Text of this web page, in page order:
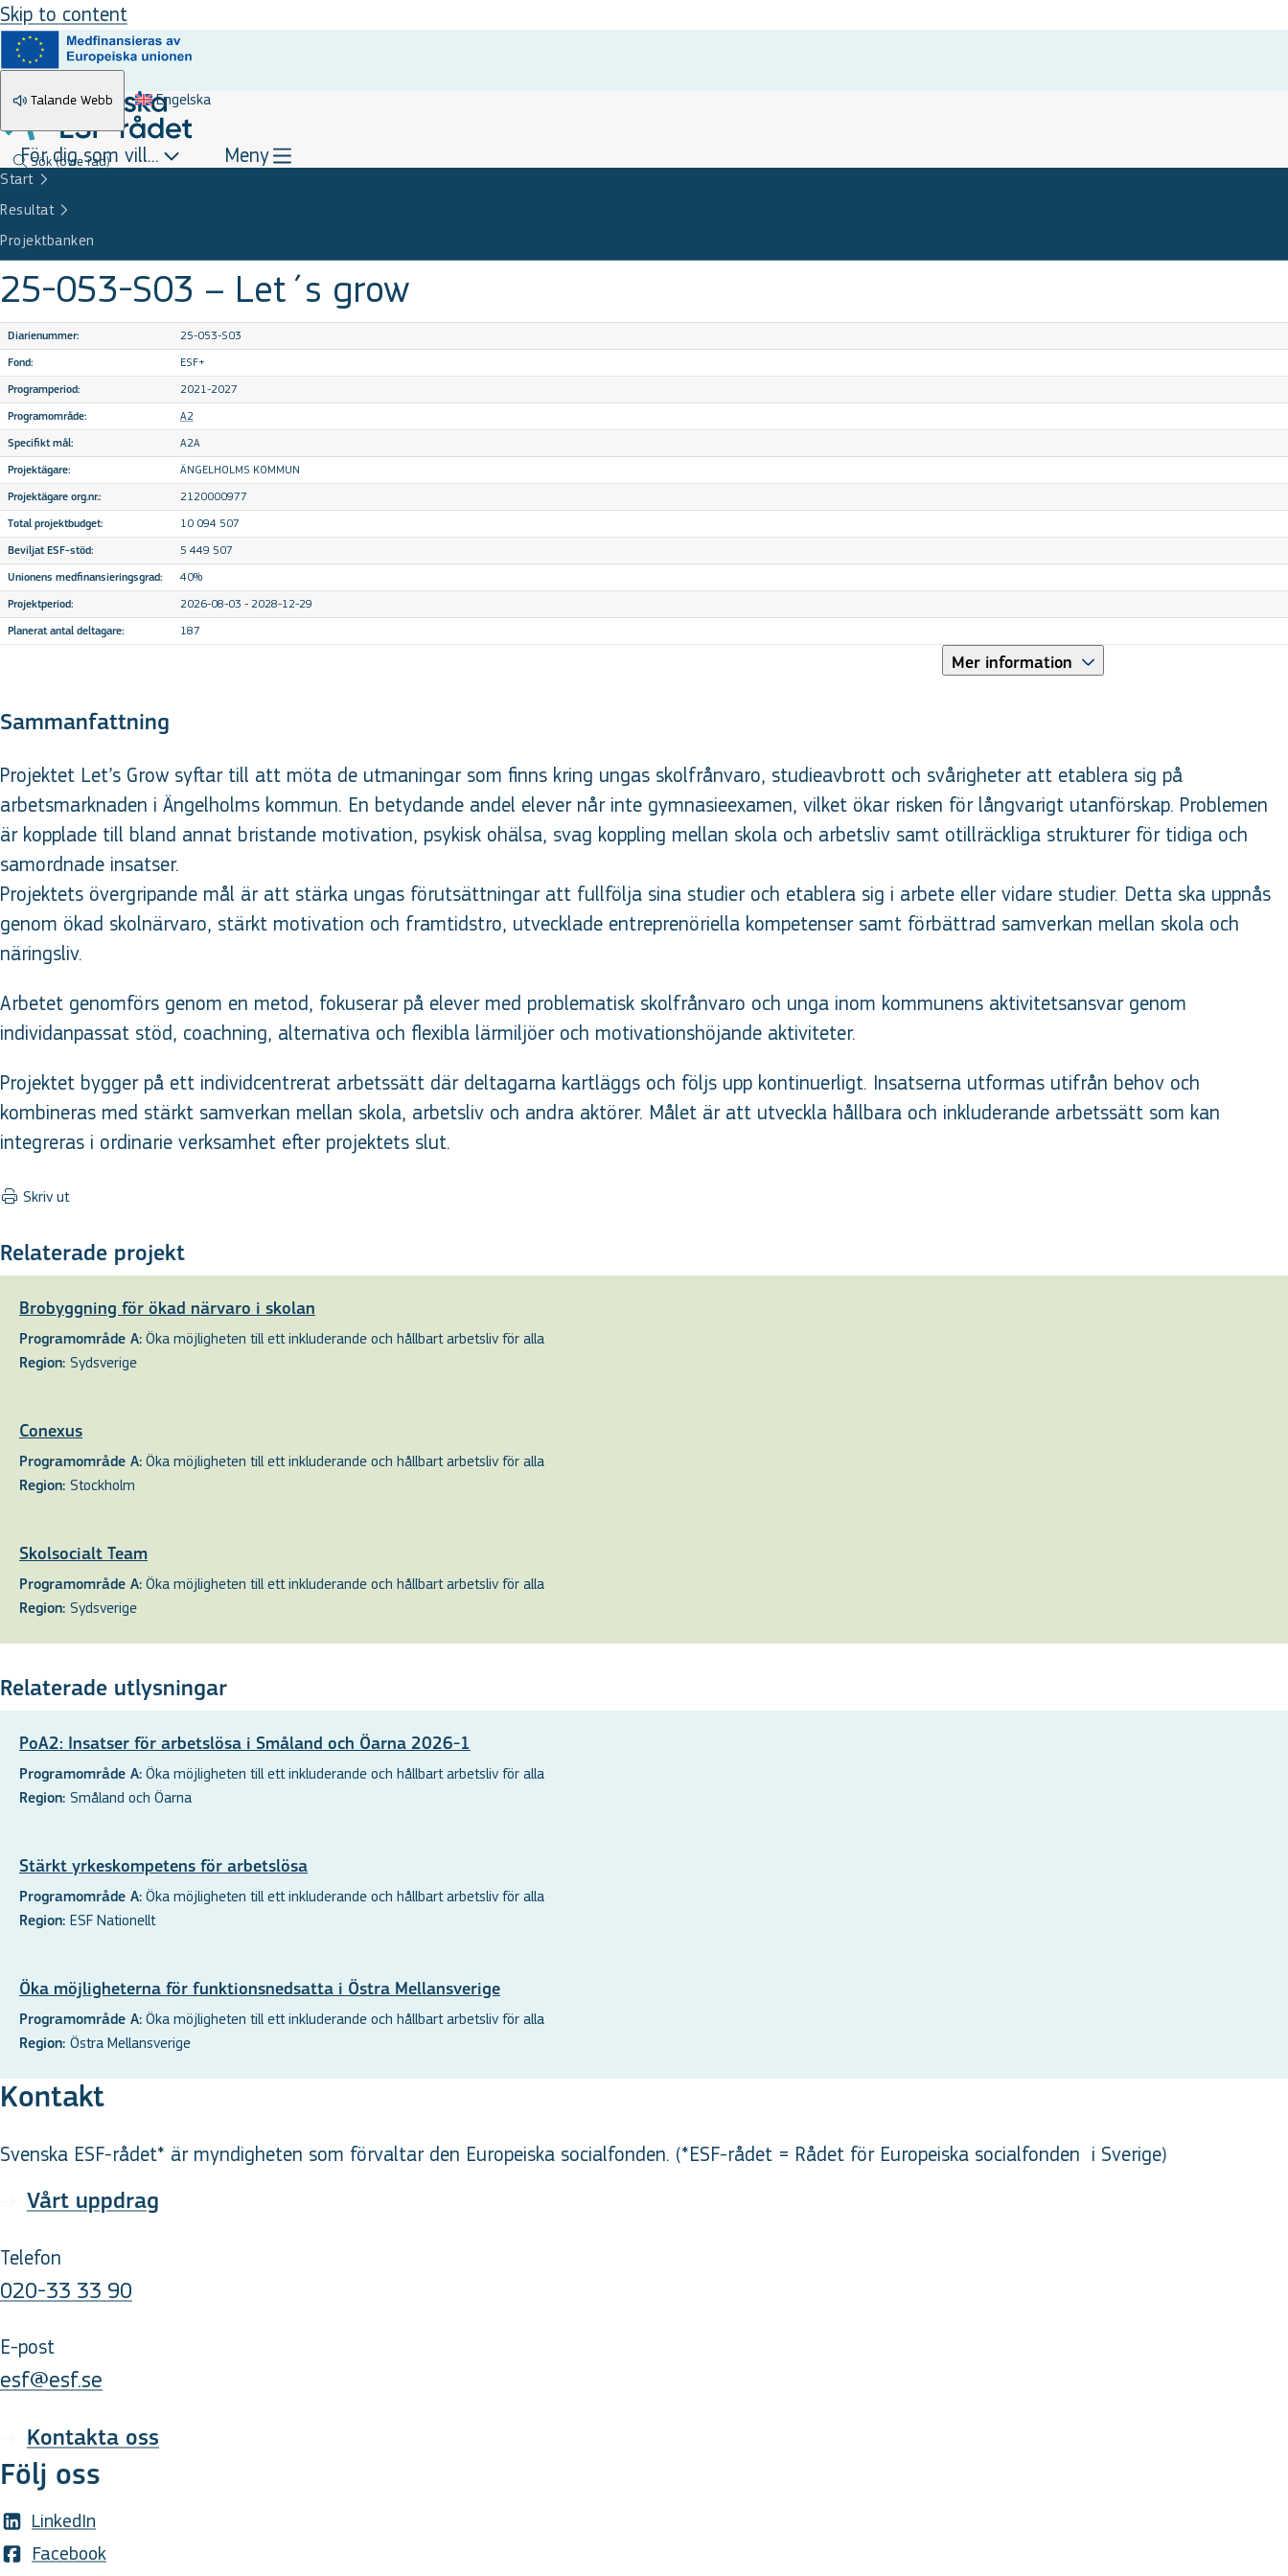
Skip to content
Talande Webb Engelska
Sök(övre rad)
För dig som vill... Meny
Start
Resultat
Projektbanken
25-053-S03 – Let´s grow
Diarienummer: 25-053-S03
Fond: ESF+
Programperiod: 2021-2027
Programområde: A2
Specifikt mål: A2A
Projektägare: ÄNGELHOLMS KOMMUN
Projektägare org.nr.: 2120000977
Total projektbudget: 10 094 507
Beviljat ESF-stöd: 5 449 507
Unionens medfinansieringsgrad: 40%
Projektperiod: 2026-08-03 - 2028-12-29
Planerat antal deltagare: 187
Mer information
Sammanfattning
Projektet Let’s Grow syftar till att möta de utmaningar som finns kring ungas skolfrånvaro, studieavbrott och svårigheter att etablera sig på
arbetsmarknaden i Ängelholms kommun. En betydande andel elever når inte gymnasieexamen, vilket ökar risken för långvarigt utanförskap. Problemen
är kopplade till bland annat bristande motivation, psykisk ohälsa, svag koppling mellan skola och arbetsliv samt otillräckliga strukturer för tidiga och
samordnade insatser.
Projektets övergripande mål är att stärka ungas förutsättningar att fullfölja sina studier och etablera sig i arbete eller vidare studier. Detta ska uppnås
genom ökad skolnärvaro, stärkt motivation och framtidstro, utvecklade entreprenöriella kompetenser samt förbättrad samverkan mellan skola och
näringsliv.
Arbetet genomförs genom en metod, fokuserar på elever med problematisk skolfrånvaro och unga inom kommunens aktivitetsansvar genom
individanpassat stöd, coachning, alternativa och flexibla lärmiljöer och motivationshöjande aktiviteter.
Projektet bygger på ett individcentrerat arbetssätt där deltagarna kartläggs och följs upp kontinuerligt. Insatserna utformas utifrån behov och
kombineras med stärkt samverkan mellan skola, arbetsliv och andra aktörer. Målet är att utveckla hållbara och inkluderande arbetssätt som kan
integreras i ordinarie verksamhet efter projektets slut.
Skriv ut
Relaterade projekt
Brobyggning för ökad närvaro i skolan
Programområde A: Öka möjligheten till ett inkluderande och hållbart arbetsliv för alla
Region: Sydsverige
Conexus
Programområde A: Öka möjligheten till ett inkluderande och hållbart arbetsliv för alla
Region: Stockholm
Skolsocialt Team
Programområde A: Öka möjligheten till ett inkluderande och hållbart arbetsliv för alla
Region: Sydsverige
Relaterade utlysningar
PoA2: Insatser för arbetslösa i Småland och Öarna 2026-1
Programområde A: Öka möjligheten till ett inkluderande och hållbart arbetsliv för alla
Region: Småland och Öarna
Stärkt yrkeskompetens för arbetslösa
Programområde A: Öka möjligheten till ett inkluderande och hållbart arbetsliv för alla
Region: ESF Nationellt
Öka möjligheterna för funktionsnedsatta i Östra Mellansverige
Programområde A: Öka möjligheten till ett inkluderande och hållbart arbetsliv för alla
Region: Östra Mellansverige
Kontakt
Svenska ESF-rådet* är myndigheten som förvaltar den Europeiska socialfonden. (*ESF-rådet = Rådet för Europeiska socialfonden i Sverige)
Vårt uppdrag
Telefon
020-33 33 90
E-post
esf@esf.se
Kontakta oss
Följ oss
LinkedIn
Facebook